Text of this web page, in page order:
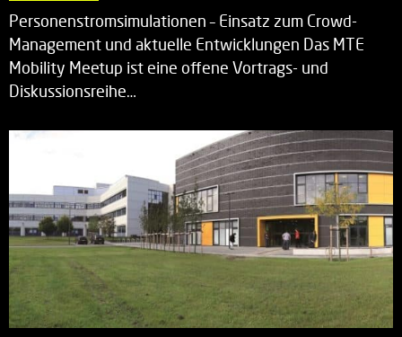
Personenstromsimulationen – Einsatz zum Crowd-
Management und aktuelle Entwicklungen Das MTE
Mobility Meetup ist eine offene Vortrags- und
Diskussionsreihe…